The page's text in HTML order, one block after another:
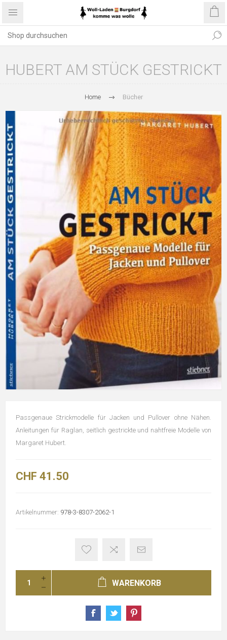
HUBERT AM STÜCK GESTRICKT
Home Bücher
Passgenaue Strickmodelle für Jacken und Pullover ohne Nähen.
Anleitungen für Raglan, seitlich gestrickte und nahtfreie Modelle von
Margaret Hubert.
CHF 41.50
Artikelnummer: 978-3-8307-2062-1
WARENKORB